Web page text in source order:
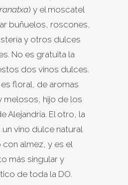
) y el moscatel
buñuelos, roscones,
y otros dulces
No es gratuita la
dos vinos dulces.
floral, de aromas
melosos, hijo de los
Alejandría. El otro, la
un vino dulce natural
almez, y es el
más singular y
de toda la DO.